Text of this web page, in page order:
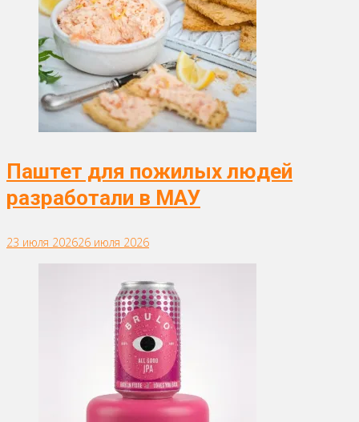
Паштет для пожилых людей
разработали в МАУ
23 июля 202626 июля 2026